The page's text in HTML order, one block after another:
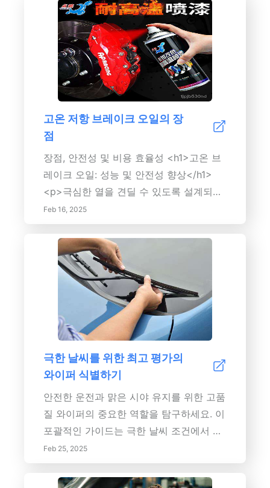
수 우선시정기 유지보수 관행에 대한 투자
로 기업은 비용을 절감하고 효율성을 개선
하며 자산 성능을 높일 수 있습니다. 혜택
을 이해하고 모범 사례를 구현함으로써 조
직은 우수성과 품질에 전념하는 업계 리더
로 자리매김할 수 있습니다.
명을 연장하고 최적의 성능을 보장하는 방
법을 배우십시오. 콘텐츠 설명: 이 가이드
는 크랭크샤프트, 캠샤프트, 드라이브샤프
트 등 드라이브트레인 구성 요소에 대한 철
저한 개요를 제공합니다. 정기적인 유지보
수의 중요성, 과도한 마모 및 과열과 같은
일반적인 문제, 드라이브트레인의 수명을
연장하기 위한 실용적인 팁을 탐구합니다.
고품질 부품과 적절한 윤활 관행이 비용이
많이 드는 수리를 예방하고 차량 성능을 향
상시킬 수 있는 방법을 이해합니다. 안전하
고 신뢰할 수 있는 주행 경험을 위해 드라
이브트레인이 서비스를 필요로 하는 신호
를 항상 확인하세요.
고온 저항 브레이크 오일의 장
점
장점, 안전성 및 비용 효율성 <h1>고온 브
레이크 오일: 성능 및 안전성 향상</h1>
<p>극심한 열을 견딜 수 있도록 설계되어
뛰어난 제동 성능을 제공하는 고온 저항 브
레이크 오일의 이점을 살펴보세요. 모터스
포츠, 고성능 운전 및 강력한 제동이 필요
한 상황에 이상적입니다.</p> <h2>주요
장점:</h2> <ul> <li><strong>향상된 제
동 성능:</strong> 고온에서도 일관된 제
동력을 유지하여 브레이크 페이드를 방지
합니다.</li> <li><strong>안전성 향상:
</strong> 제동 거리를 줄이고 응급 상황
에 중요한 보다 예측 가능한 제동 응답을
보장합니다.</li> <li><strong>비용 효율
성:</strong> 브레이크 시스템 구성 요소
의 수명을 연장하여 유지 보수 비용을 절감
합니다.</li> <li><strong>뛰어난 신뢰성:
</strong> 베이퍼 록 및 구성 요소 고장의
위험을 최소화합니다.</li> <li><strong>
향상된 페달 느낌:</strong> 더욱 견고하
Feb 16, 2025
극한 날씨를 위한 최고 평가의
와이퍼 식별하기
안전한 운전과 맑은 시야 유지를 위한 고품
질 와이퍼의 중요한 역할을 탐구하세요. 이
포괄적인 가이드는 극한 날씨 조건에서 고
품질 와이퍼에 투자하는 것의 중요성을 논
의합니다. 다양한 유형의 와이퍼 블레이드,
고려해야 할 필수 기능, 성능을 높이기 위
Feb 25, 2025